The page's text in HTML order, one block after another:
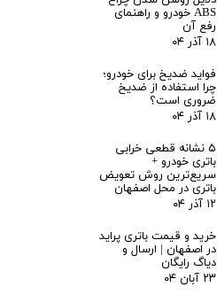
ABS خودرو و راهنمای
رفع آن
۱۸ آذر ۰۴
فواید ضدیخ برای خودرو؛
چرا استفاده از ضدیخ
ضروری است؟
۱۸ آذر ۰۴
۵ نشانه قطعی خرابی
باتری خودرو +
سریع‌ترین روش تعویض
باتری در محل اصفهان
۱۲ آذر ۰۴
خرید و قیمت باتری پراید
در اصفهان | ارسال و
دیاگ رایگان
۲۳ آبان ۰۴